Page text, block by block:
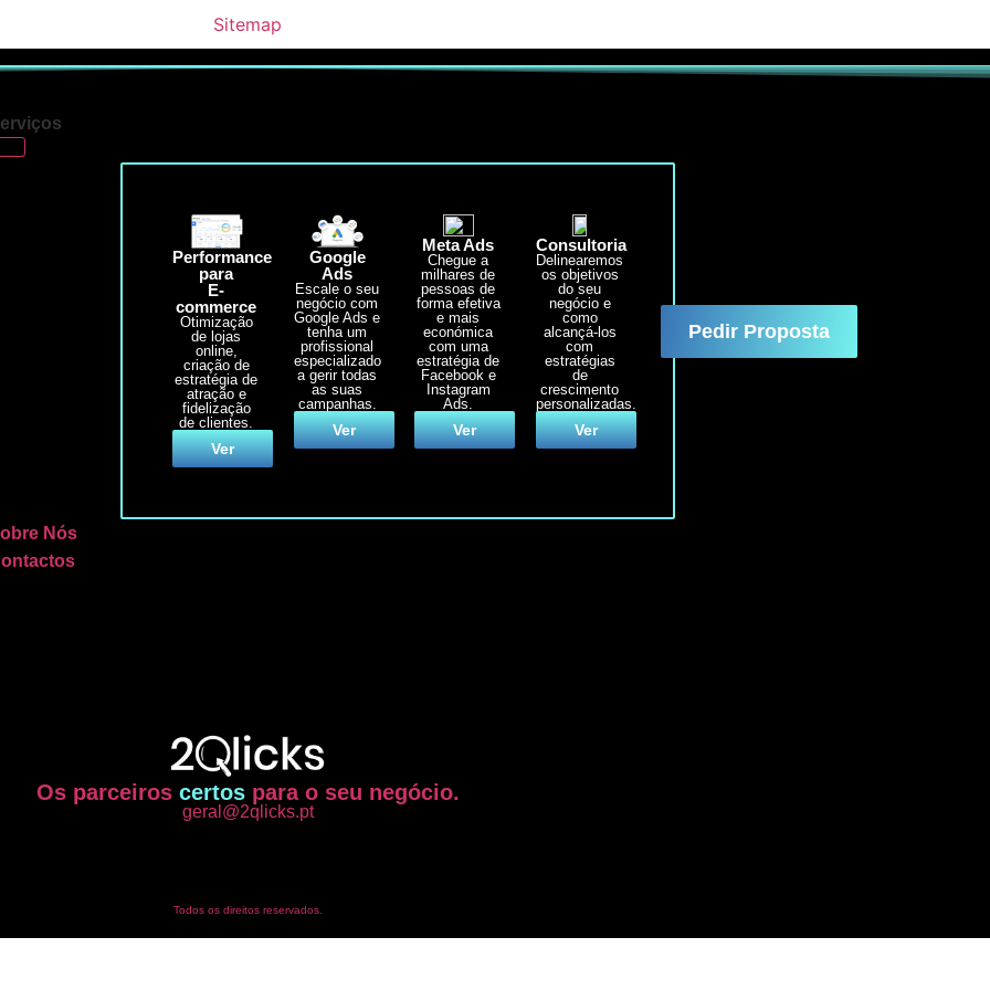
Sitemap
Performance
para
E-
commerce
Otimização
de lojas
online,
criação de
estratégia de
atração e
fidelização
de clientes.
Ver
Google
Ads
Escale o seu
negócio com
Google Ads e
tenha um
profissional
especializado
a gerir todas
as suas
campanhas.
Ver
Meta Ads
Chegue a
milhares de
pessoas de
forma efetiva
e mais
económica
com uma
estratégia de
Facebook e
Instagram
Ads.
Ver
Consultoria
Delinearemos
os objetivos
do seu
negócio e
como
alcançá-los
com
estratégias
de
crescimento
personalizadas.
Ver
Nós
Pedir Proposta
Os parceiros certospara o seu negócio.
geral@2qlicks.pt
Todos os direitos reservados.